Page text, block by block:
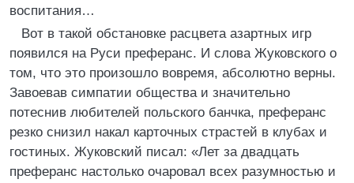
воспитания…
Вот в такой обстановке расцвета азартных игр
появился на Руси преферанс. И слова Жуковского о
том, что это произошло вовремя, абсолютно верны.
Завоевав симпатии общества и значительно
потеснив любителей польского банчка, преферанс
резко снизил накал карточных страстей в клубах и
гостиных. Жуковский писал: «Лет за двадцать
преферанс настолько очаровал всех разумностью и